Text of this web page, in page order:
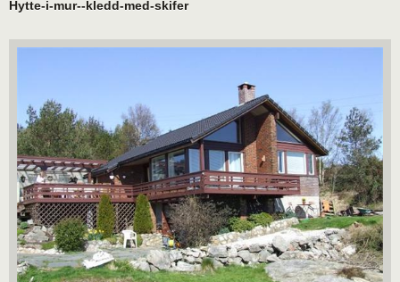
Hytte-i-mur--kledd-med-skifer